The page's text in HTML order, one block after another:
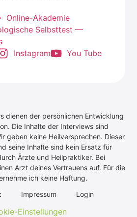
Online-Aka­de­mie
Selbst­test —
Insta­gram
You Tube
dienen der persönlichen Entwicklung
Die Inhalte der Interviews sind
geben keine Heilversprechen. Dieser
seine Inhalte sind kein Ersatz für
Ärzte und Heilpraktiker. Bei
Arzt deines Vertrauens auf. Für die
ich keine Haftung.
Impres­sum Log­in
Einstellungen